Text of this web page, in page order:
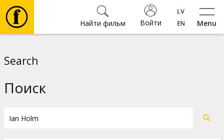
Menu
Войти
Найти фильм
Search
Поиск